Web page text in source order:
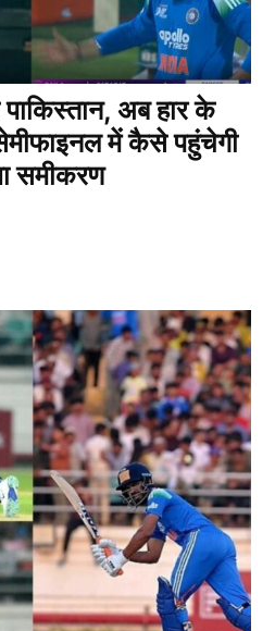
अब हार के
में कैसे पहुंचेगी
समीकरण